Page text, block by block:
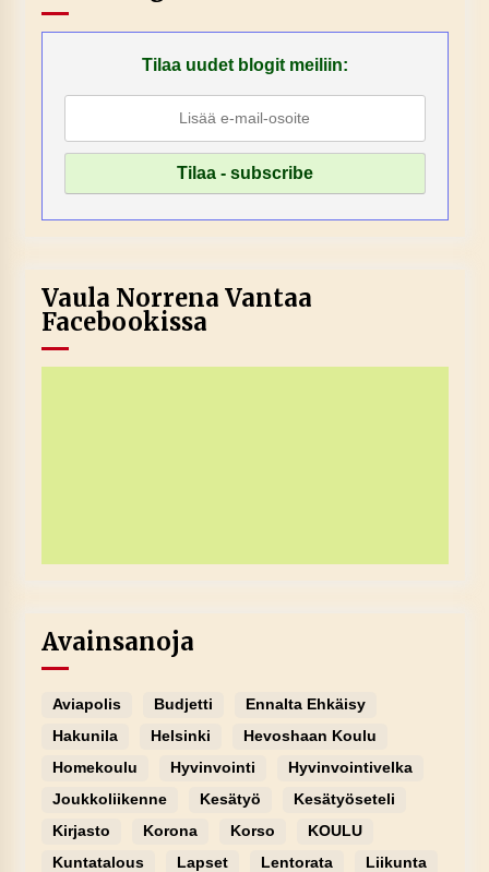
Tilaa uudet blogit meiliin:
Vaula Norrena Vantaa
Facebookissa
Avainsanoja
Aviapolis Budjetti
Ennalta Ehkäisy
Hakunila
Helsinki
Hevoshaan Koulu
Homekoulu
Hyvinvointi
Hyvinvointivelka
Joukkoliikenne
Kesätyö
Kesätyöseteli
Kirjasto
Korona Korso
KOULU
Kuntatalous
Lapset Lentorata
Liikunta